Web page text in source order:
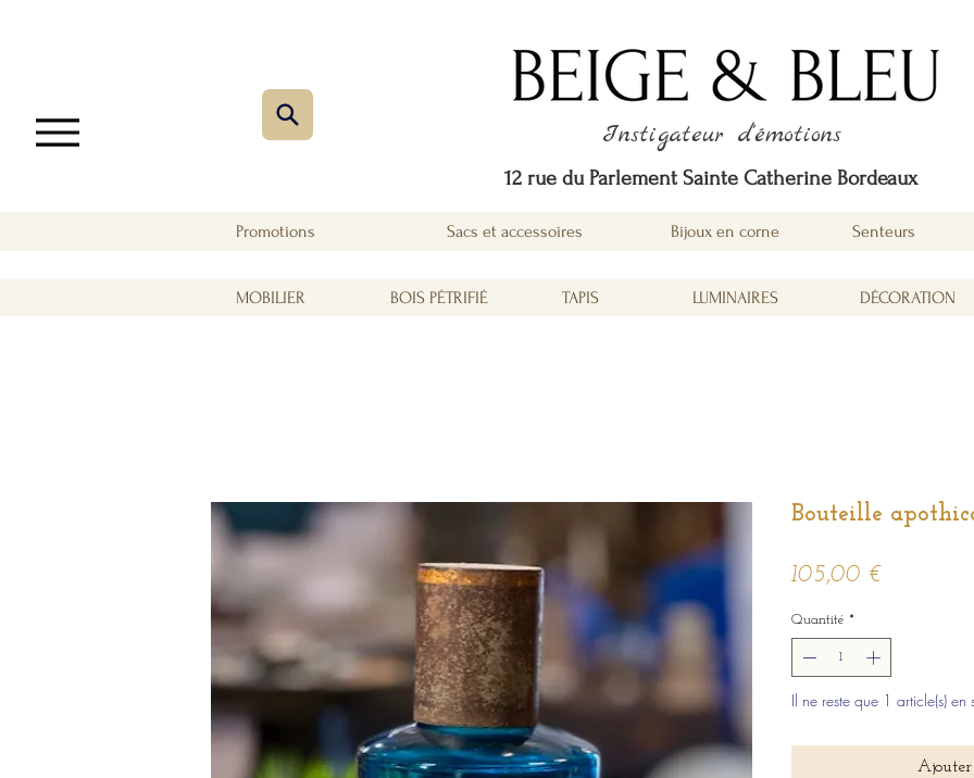
Instigateur d'émotions
12 rue du Parlement Sainte Catherine Bordeaux
Promotions Sacs et accessoires Bijoux en corne Senteurs
MOBILIER BOIS PÉTRIFIÉ TAPIS LUMINAIRES DÉCORATION
Bouteille
105,00 €Prix
Quantité *
Il ne reste que 1 article(s) en